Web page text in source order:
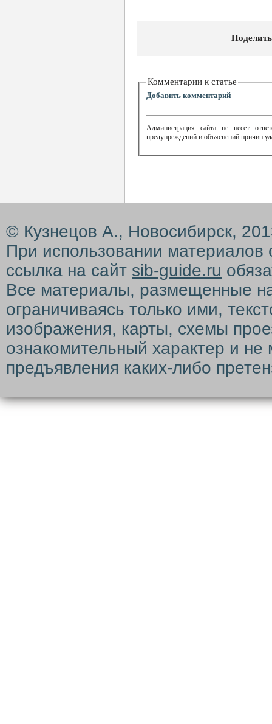
Комментарии к статье
Добавить комментарий
Администрация сайта не несет
предупреждений и объяснений причин
© Кузнецов А., Новосибирск,
При использовании материалов
ссылка на сайт sib-guide.ru
Все материалы, размещенные
ограничиваясь только ими,
изображения, карты, схемы
ознакомительный характер и
предъявления каких-либо